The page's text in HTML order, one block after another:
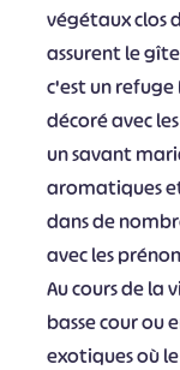
végétaux clos
assurent le
c'est un refuge
décoré avec
un savant
aromatiques
dans de
avec les
Au cours de la
basse cour ou
exotiques où